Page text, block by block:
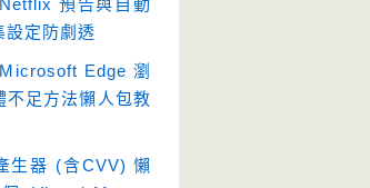
預告與自動
設定防劇透
Edge 瀏
不足方法懶人包教
生器 (含CVV) 懶